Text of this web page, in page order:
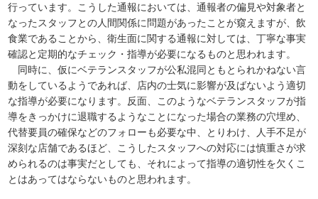
行っています。こうした通報においては、通報者の偏見や対象者と
なったスタッフとの人間関係に問題があったことが窺えますが、飲
食業であることから、衛生面に関する通報に対しては、丁寧な事実
確認と定期的なチェック・指導が必要になるものと思われます。
同時に、仮にベテランスタッフが公私混同ともとられかねない言
動をしているようであれば、店内の士気に影響が及ばないよう適切
な指導が必要になります。反面、このようなベテランスタッフが指
導をきっかけに退職するようなことになった場合の業務の穴埋め、
代替要員の確保などのフォローも必要な中、とりわけ、人手不足が
深刻な店舗であるほど、こうしたスタッフへの対応には慎重さが求
められるのは事実だとしても、それによって指導の適切性を欠くこ
とはあってはならないものと思われます。